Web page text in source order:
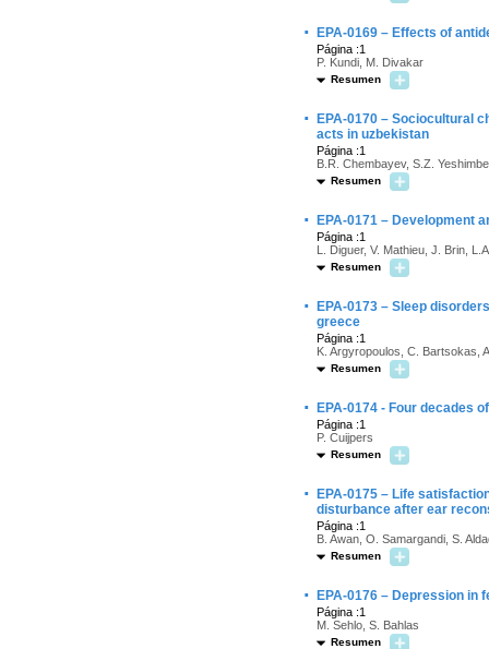
· EPA-0169 – Effects of
Página :1
P. Kundi, M. Divakar
Resumen
·
EPA-0170 – Sociocultural
acts in uzbekistan
Página :1
B.R. Chembayev, S.Z.
Resumen
· EPA-0171 – Development
Página :1
L. Diguer, V. Mathieu, J. Brin,
Resumen
·
EPA-0173 – Sleep
greece
Página :1
K. Argyropoulos, C. Bartsokas,
Resumen
· EPA-0174 - Four decades
Página :1
P. Cuijpers
Resumen
·
EPA-0175 – Life
disturbance after ear
Página :1
B. Awan, O. Samargandi, S.
Resumen
· EPA-0176 – Depression
Página :1
M. Sehlo, S. Bahlas
Resumen